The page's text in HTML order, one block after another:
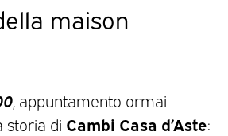
maison
, appuntamento ormai
storia di Cambi Casa d’Aste: